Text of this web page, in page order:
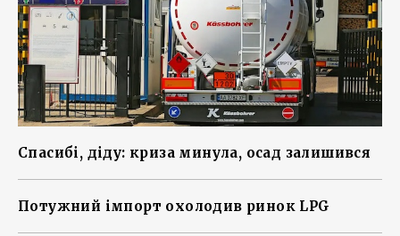
Спасибі, діду: криза минула, осад залишився
Потужний імпорт охолодив ринок LPG